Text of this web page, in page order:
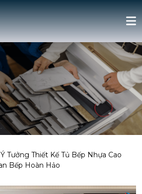
Tưởng Thiết Kế Tủ Bếp Nhựa Cao
Bếp Hoàn Hảo